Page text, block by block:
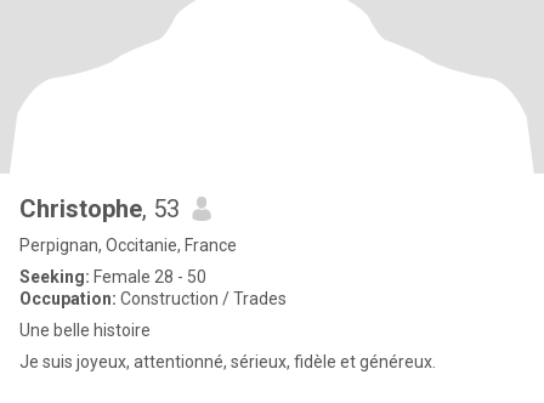
Christophe, 53
Perpignan, Occitanie, France
Seeking: Female 28 - 50
Occupation: Construction / Trades
Une belle histoire
Je suis joyeux, attentionné, sérieux, fidèle et généreux.